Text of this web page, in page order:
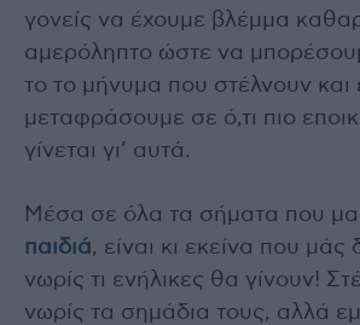
γονείς να έχουμε βλέμμα
αμερόληπτο ώστε να
το το μήνυμα που στέλνουν και
μεταφράσουμε σε ό,τι πιο
γίνεται γι’ αυτά.
Μέσα σε όλα τα σήματα που
παιδιά, είναι κι εκείνα που μάς
νωρίς τι ενήλικες θα γίνουν!
νωρίς τα σημάδια τους, αλλά